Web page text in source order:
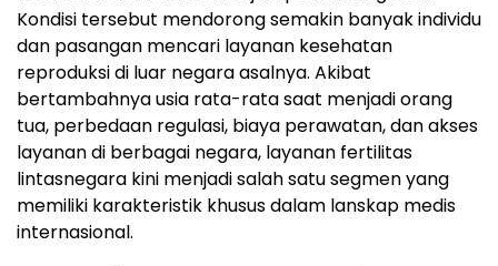
Kondisi tersebut mendorong semakin banyak individu
dan pasangan mencari layanan kesehatan
reproduksi di luar negara asalnya. Akibat
bertambahnya usia rata-rata saat menjadi orang
tua, perbedaan regulasi, biaya perawatan, dan akses
layanan di berbagai negara, layanan fertilitas
lintasnegara kini menjadi salah satu segmen yang
memiliki karakteristik khusus dalam lanskap medis
internasional.